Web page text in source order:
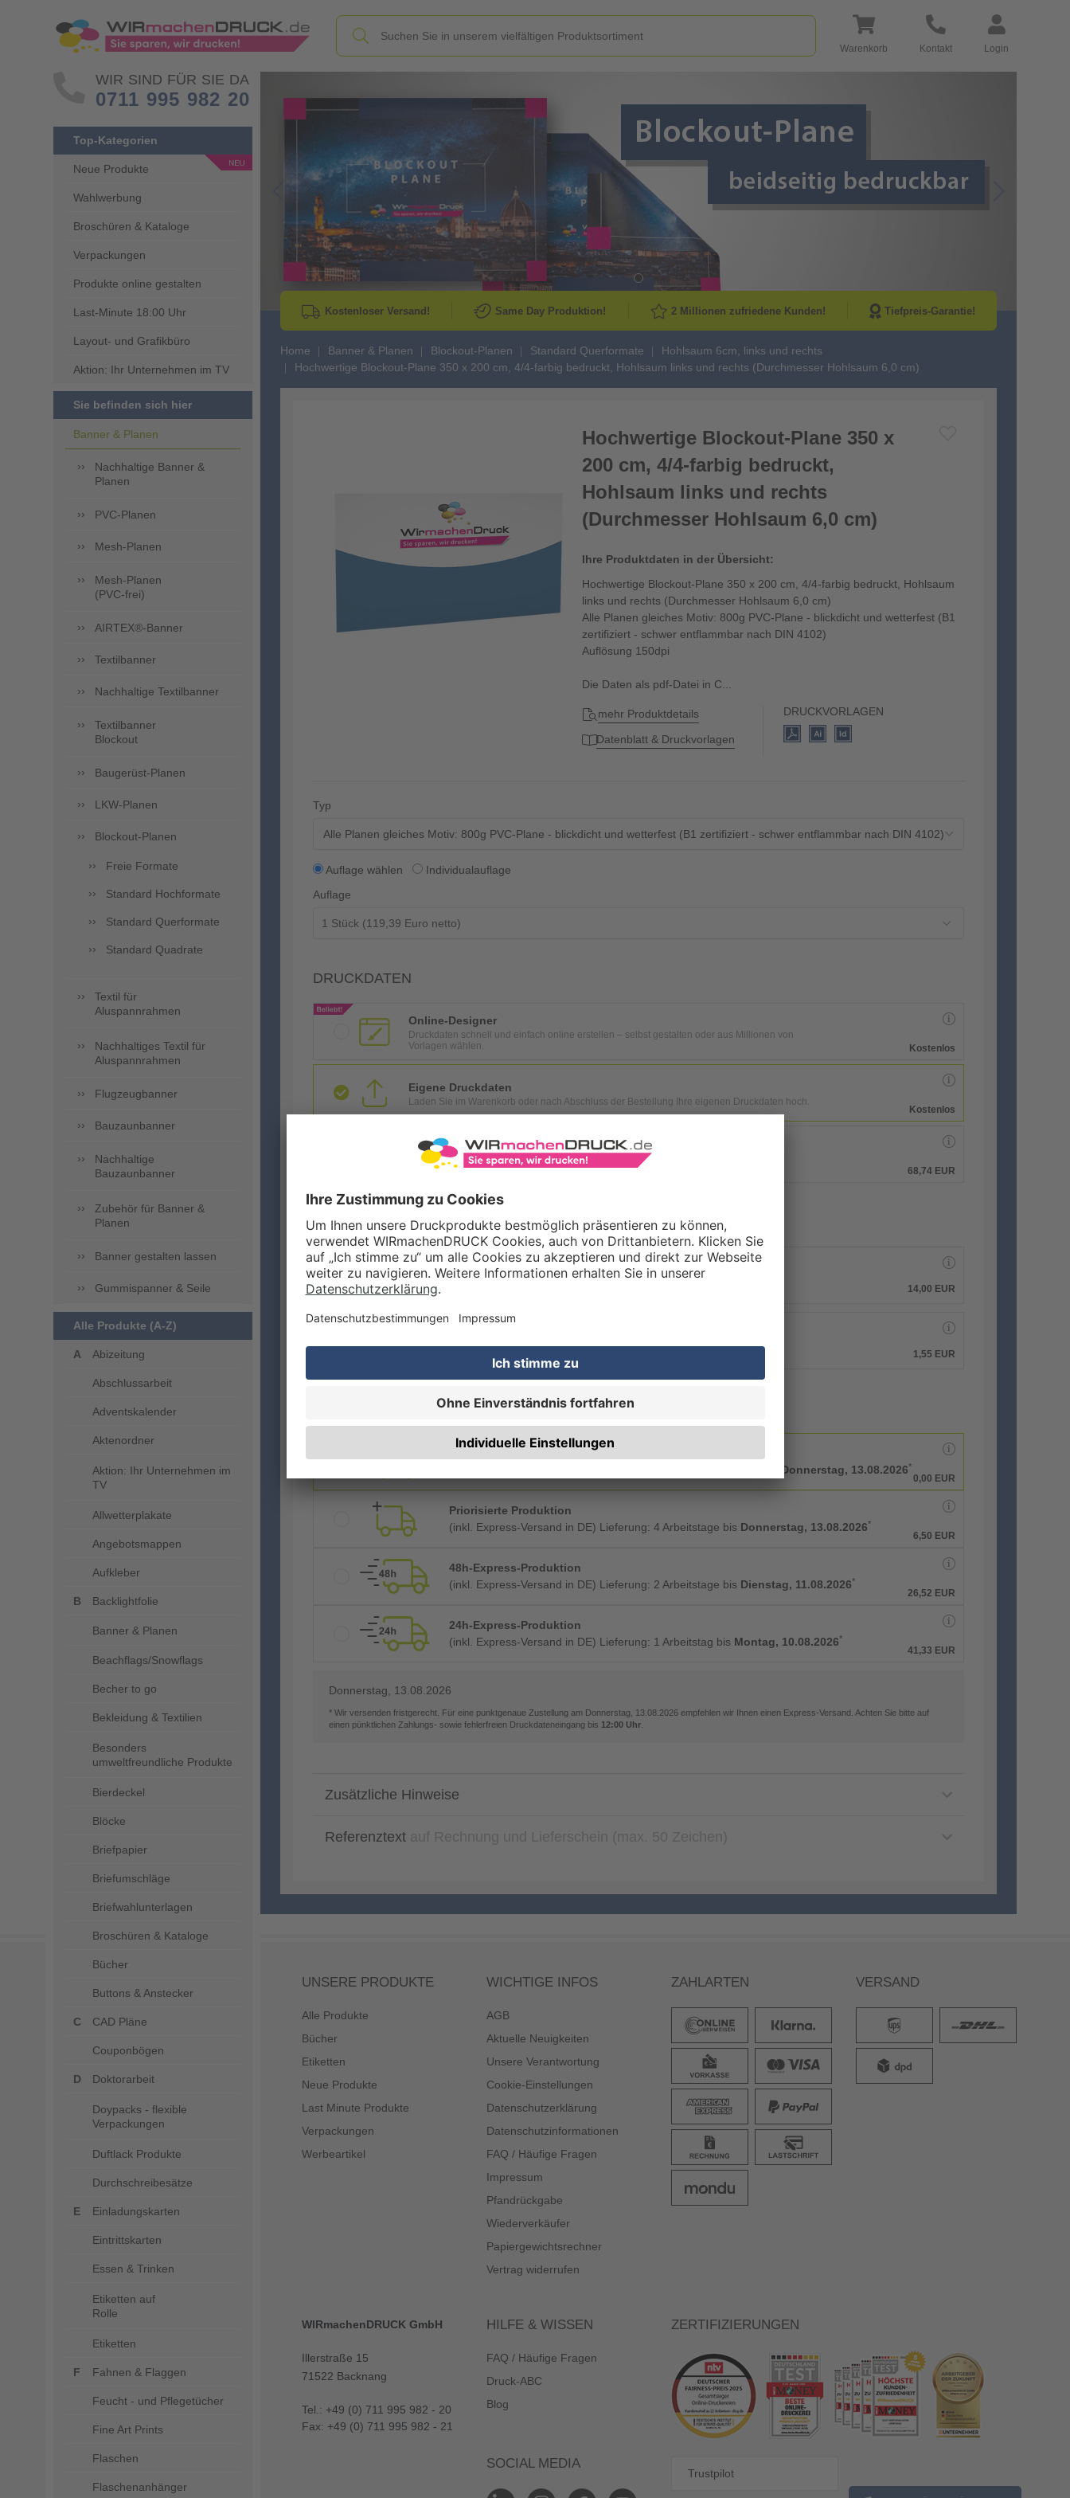
Warenkorb Kontakt Login
WIR SIND FÜR SIE DA
0711 995 982 20
Top-Kategorien
Neue Produkte
Wahlwerbung
Broschüren & Kataloge
Verpackungen
Produkte online gestalten
Last-Minute 18:00 Uhr
Layout- und Grafikbüro
Aktion: Ihr Unternehmen im TV
Sie befinden sich hier
Banner & Planen
Nachhaltige Banner &
Planen
PVC-Planen
Mesh-Planen
Mesh-Planen
(PVC-frei)
AIRTEX®-Banner
Textilbanner
Nachhaltige Textilbanner
Textilbanner
Blockout
Baugerüst-Planen
LKW-Planen
Blockout-Planen
Freie Formate
Standard Hochformate
Standard Querformate
Standard Quadrate
Textil für
Aluspannrahmen
Nachhaltiges Textil für
Aluspannrahmen
Flugzeugbanner
Bauzaunbanner
Nachhaltige
Bauzaunbanner
Zubehör für Banner &
Planen
Banner gestalten lassen
Gummispanner & Seile
Alle Produkte (A-Z)
Abizeitung
Abschlussarbeit
Adventskalender
Aktenordner
Aktion: Ihr Unternehmen im
TV
Allwetterplakate
Angebotsmappen
Aufkleber
Backlightfolie
Banner & Planen
Beachflags/Snowflags
Becher to go
Bekleidung & Textilien
Besonders
umweltfreundliche Produkte
Bierdeckel
Blöcke
Briefpapier
Briefumschläge
Briefwahlunterlagen
Broschüren & Kataloge
Bücher
Buttons & Anstecker
CAD Pläne
Couponbögen
Doktorarbeit
Doypacks - flexible
Verpackungen
Duftlack Produkte
Durchschreibesätze
Einladungskarten
Eintrittskarten
Essen & Trinken
Etiketten auf
Rolle
Etiketten
Fahnen & Flaggen
Feucht - und Pflegetücher
Fine Art Prints
Flaschen
Flaschenanhänger
Go to Previous Slide
Kostenloser Versand! Same Day Produktion! 2 Millionen zufriedene Kunden! Tiefpreis-Garantie!
Home Banner & Planen Blockout-Planen Standard Querformate
Hohlsaum 6cm, links und rechts
Hochwertige Blockout-Plane 350 x 200 cm, 4/4-farbig bedruckt, Hohlsaum links und rechts (Durchmesser Hohlsaum 6,0 cm)
Hochwertige Blockout-Plane 350 x
200 cm, 4/4-farbig bedruckt,
Hohlsaum links und rechts
(Durchmesser Hohlsaum 6,0 cm)
Ihre Produktdaten in der Übersicht:
Hochwertige Blockout-Plane 350 x 200 cm, 4/4-farbig bedruckt, Hohlsaum
links und rechts (Durchmesser Hohlsaum 6,0 cm)
Alle Planen gleiches Motiv: 800g PVC-Plane - blickdicht und wetterfest (B1
zertifiziert - schwer entflammbar nach DIN 4102)
Auflösung 150dpi
Die Daten als pdf-Datei in C...
mehr Produktdetails
Datenblatt & Druckvorlagen
DRUCKVORLAGEN
Typ
Alle Planen gleiches Motiv: 800g PVC-Plane - blickdicht und wetterfest (B1 zertifiziert - schwer entflammbar nach DIN 4102)
Auflage wählen
Individualauflage
Auflage
DRUCKDATEN
Online-Designer
Druckdaten schnell und einfach online erstellen – selbst gestalten oder aus Millionen von
Vorlagen wählen.
Kostenlos
Eigene Druckdaten
Laden Sie im Warenkorb oder nach Abschluss der Bestellung Ihre eigenen Druckdaten hoch.
Kostenlos
Gestaltungsservice
Unser Kreativteam gestaltet Druckdaten, Logos etc. nach Ihren Wünschen.
68,74 EUR
ZUSATZOPTIONEN
Qualitätskontrolle (von Experten empf.)
14,00 EUR
1,55 EUR
Donnerstag, 13.08.2026*
0,00 EUR
Priorisierte Produktion
(inkl. Express-Versand in DE) Lieferung: 4 Arbeitstage bis Donnerstag, 13.08.2026*
6,50 EUR
48h-Express-Produktion
(inkl. Express-Versand in DE) Lieferung: 2 Arbeitstage bis Dienstag, 11.08.2026*
26,52 EUR
24h-Express-Produktion
(inkl. Express-Versand in DE) Lieferung: 1 Arbeitstag bis Montag, 10.08.2026*
41,33 EUR
Donnerstag, 13.08.2026
* Wir versenden fristgerecht. Für eine punktgenaue Zustellung am Donnerstag, 13.08.2026 empfehlen wir Ihnen einen Express-Versand. Achten Sie bitte auf
einen pünktlichen Zahlungs- sowie fehlerfreien Druckdateneingang bis 12:00 Uhr
Zusätzliche Hinweise
Referenztext
UNSERE PRODUKTE
Alle Produkte
Bücher
Etiketten
Neue Produkte
Last Minute Produkte
Verpackungen
Werbeartikel
WICHTIGE INFOS
AGB
Aktuelle Neuigkeiten
Unsere Verantwortung
Cookie-Einstellungen
Datenschutzerklärung
Datenschutzinformationen
FAQ / Häufige Fragen
Impressum
Pfandrückgabe
Wiederverkäufer
Papiergewichtsrechner
Vertrag widerrufen
ZAHLARTEN VERSAND
WIRmachenDRUCK GmbH
Illerstraße 15
71522 Backnang
Tel.: +49 (0) 711 995 982 - 20
Fax: +49 (0) 711 995 982 - 21
HILFE & WISSEN
FAQ / Häufige Fragen
Druck-ABC
Blog
SOCIAL MEDIA
ZERTIFIZIERUNGEN
Trustpilot